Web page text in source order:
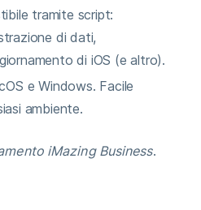
tramite script:
di dati,
di iOS (e altro).
e Windows. Facile
ambiente.
iMazing Business.